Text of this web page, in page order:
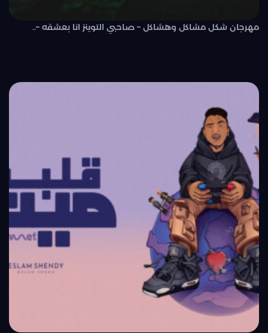
مهرجان شكل مشاكل وهشاكل – صاحبي التوينز انا بعشقه –..